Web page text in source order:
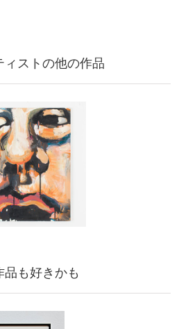
ィストの他の作品
品も好きかも